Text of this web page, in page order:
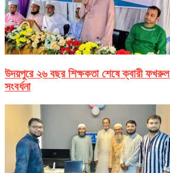
উদয়পুরে ২৬ বছর শিক্ষকতা শেষে ক্বারী ফখরুল
সংবর্ধনা